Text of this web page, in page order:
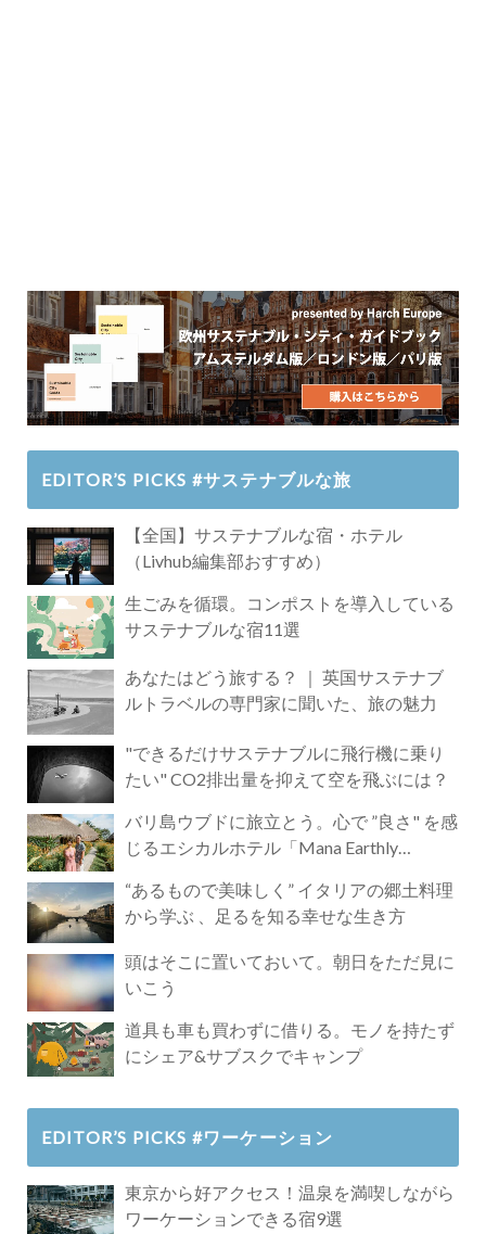
EDITOR’S PICKS #サステナブルな旅
【全国】サステナブルな宿・ホテル
（Livhub編集部おすすめ）
生ごみを循環。コンポストを導入している
サステナブルな宿11選
あなたはどう旅する？ ｜ 英国サステナブ
ルトラベルの専門家に聞いた、旅の魅力
"できるだけサステナブルに飛行機に乗り
たい" CO2排出量を抑えて空を飛ぶには？
バリ島ウブドに旅立とう。心で ”良さ" を感
じるエシカルホテル「Mana Earthly
“あるもので美味しく” イタリアの郷土料理
から学ぶ 、足るを知る幸せな生き方
頭はそこに置いておいて。朝日をただ見に
いこう
道具も車も買わずに借りる。モノを持たず
にシェア&サブスクでキャンプ
EDITOR’S PICKS #ワーケーション
東京から好アクセス！温泉を満喫しながら
ワーケーションできる宿9選